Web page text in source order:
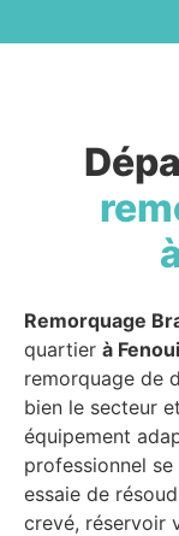
Remorquage
quartier à
remorquage de
bien le secteur
équipement
professionnel
essaie de
crevé, réservoir